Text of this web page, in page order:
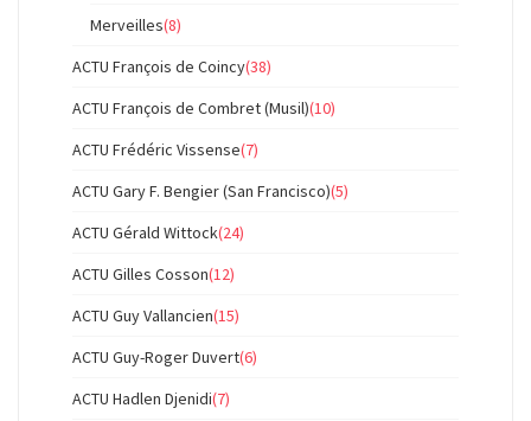
Merveilles(8)
ACTU François de Coincy(38)
ACTU François de Combret (Musil)(10)
ACTU Frédéric Vissense(7)
ACTU Gary F. Bengier (San Francisco)(5)
ACTU Gérald Wittock(24)
ACTU Gilles Cosson(12)
ACTU Guy Vallancien(15)
ACTU Guy-Roger Duvert(6)
ACTU Hadlen Djenidi(7)